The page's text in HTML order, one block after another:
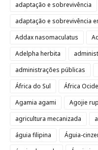
adaptação e sobrevivência
adaptação e sobrevivência
Addax nasomaculatus
Adelpha herbita
administrações públicas
África do Sul
África
Agamia agami
Agojie
agricultura mecanizada
águia filipina
Águia-